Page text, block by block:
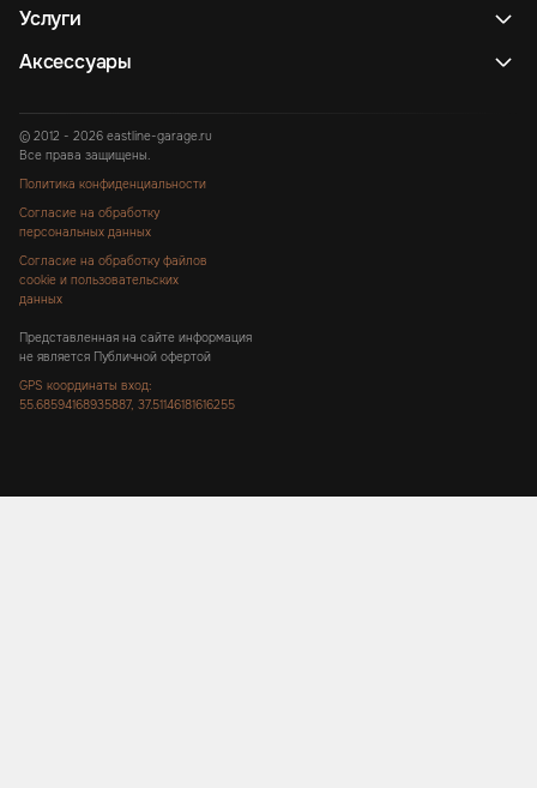
Услуги
Аксессуары
© 2012 - 2026 eastline-garage.ru
Все права защищены.
Политика конфиденциальности
Согласие на обработку
персональных данных
Согласие на обработку файлов
cookie и пользовательских
данных
Представленная на сайте информация
не является Публичной офертой
GPS координаты вход:
55.68594168935887, 37.51146181616255